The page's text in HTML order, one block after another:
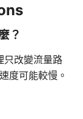
？
只改變流量路
度可能較慢。